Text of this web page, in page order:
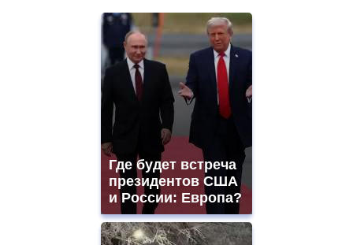
Где будет встреча
президентов США
и России: Европа?